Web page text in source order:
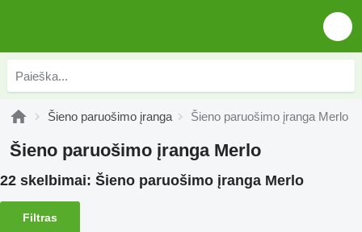
Šieno paruošimo įranga Šieno paruošimo įranga Merlo
Šieno paruošimo įranga Merlo
22 skelbimai: Šieno paruošimo įranga Merlo
Filtras